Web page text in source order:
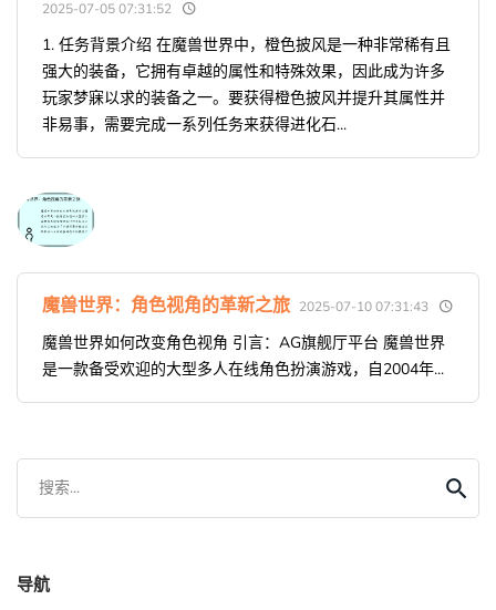
2025-07-05 07:31:52
1. 任务背景介绍 在魔兽世界中，橙色披风是一种非常稀有且
强大的装备，它拥有卓越的属性和特殊效果，因此成为许多
玩家梦寐以求的装备之一。要获得橙色披风并提升其属性并
非易事，需要完成一系列任务来获得进化石...
魔兽世界：角色视角的革新之旅 2025-07-10 07:31:43
魔兽世界如何改变角色视角 引言：AG旗舰厅平台 魔兽世界
是一款备受欢迎的大型多人在线角色扮演游戏，自2004年...
搜索...
导航